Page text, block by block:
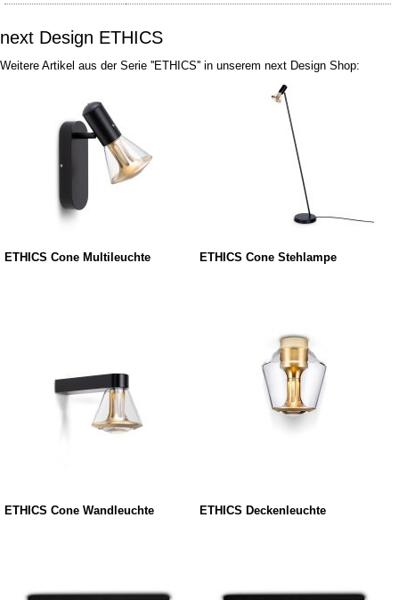
next Design ETHICS
Weitere Artikel aus der Serie ''ETHICS'' in unserem next Design Shop:
ETHICS Cone Multileuchte ETHICS Cone Stehlampe
ETHICS Cone Wandleuchte ETHICS Deckenleuchte